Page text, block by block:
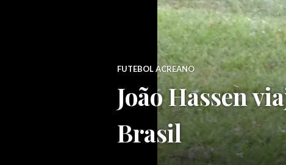
FUTEBOL ACREANO
João Hassen
Brasil